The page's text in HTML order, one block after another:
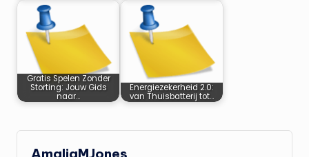
Gratis Spelen Zonder
Storting: Jouw Gids
naar…
Energiezekerheid 2.0:
van Thuisbatterij tot…
AmaliaMJones